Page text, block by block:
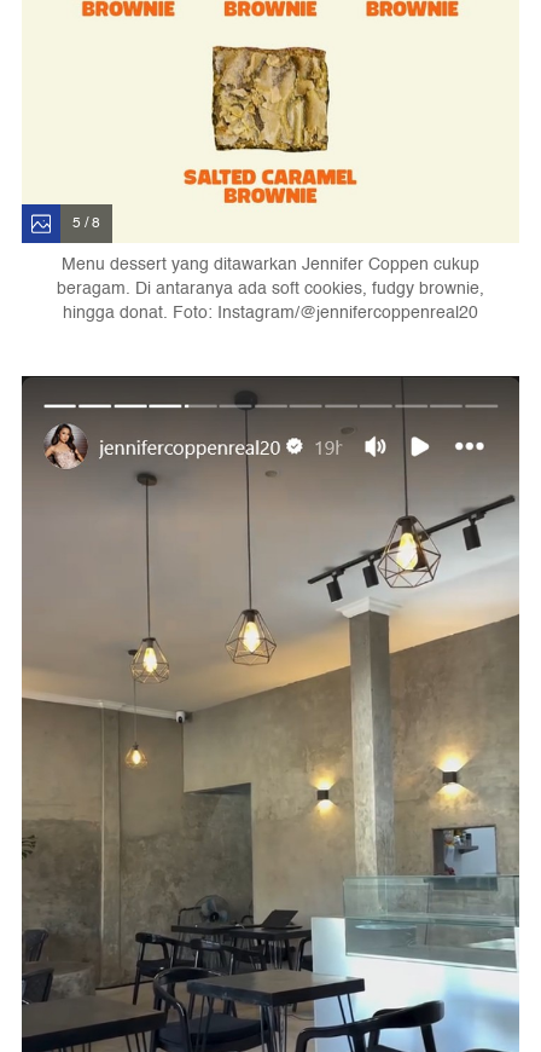
5 / 8
Menu dessert yang ditawarkan Jennifer Coppen cukup
beragam. Di antaranya ada soft cookies, fudgy brownie,
hingga donat. Foto: Instagram/@jennifercoppenreal20